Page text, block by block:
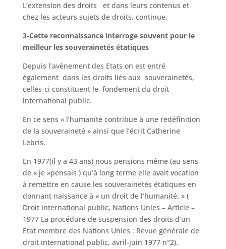
L’extension des droits et dans leurs contenus et
chez les acteurs sujets de droits, continue.
3-Cette reconnaissance interroge souvent pour le
meilleur les souverainetés étatiques
Depuis l’avènement des Etats on est entré
également dans les droits liés aux souverainetés,
celles-ci constituent le fondement du droit
international public.
En ce sens « l’humanité contribue à une redéfinition
de la souveraineté » ainsi que l’écrit Catherine
Lebris.
En 1977(il y a 43 ans) nous pensions même (au sens
de « je »pensais ) qu’à long terme elle avait vocation
à remettre en cause les souverainetés étatiques en
donnant naissance à « un droit de l’humanité. » (
Droit international public, Nations Unies – Article –
1977 La procédure de suspension des droits d’un
Etat membre des Nations Unies : Revue générale de
droit international public, avril-juin 1977 n°2).